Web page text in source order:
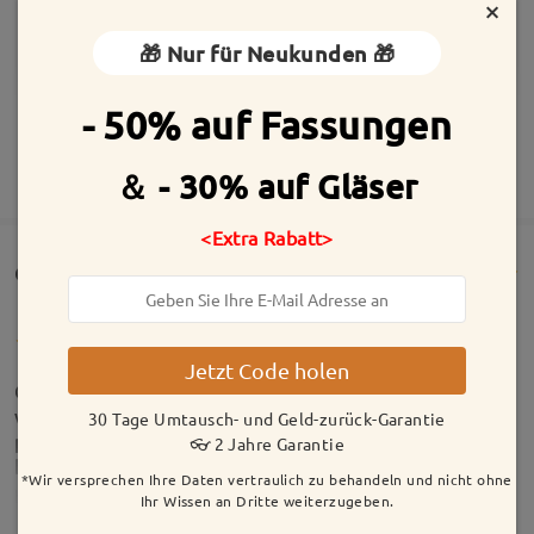
MEHR ANZEIGEN
Customer Reviews(138)
Gorgeous metal half frame glasses. These really
would fit anybody. I am reqlly happy with my
purchase. I chose the lighter gold which really
brightens things up and shows your eyes more.
Feb 4 , 2026
×
🎁 Nur für Neukunden 🎁
- 50% auf Fassungen
＆ - 30% auf Gläser
<Extra Rabatt>
Jetzt Code holen
30 Tage Umtausch- und Geld-zurück-Garantie
👓 2 Jahre Garantie
*Wir versprechen Ihre Daten vertraulich zu behandeln und nicht ohne
Ihr Wissen an Dritte weiterzugeben.